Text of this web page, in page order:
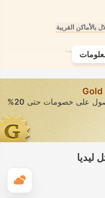
بالأماكن القريبة
المحتشمة
الغرف
Gold
على خصومات حتى20%
ليديا